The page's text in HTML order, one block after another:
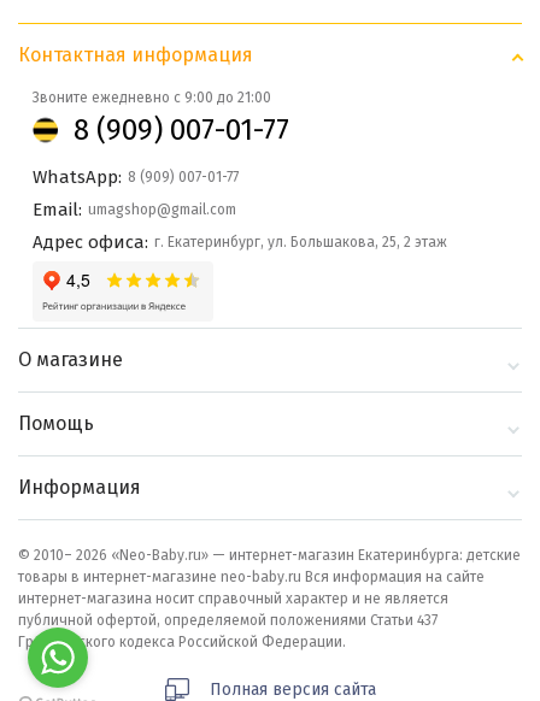
Контактная информация
Звоните ежедневно с 9:00 до 21:00
8 (909) 007-01-77
WhatsApp: 8 (909) 007-01-77
Email: umagshop@gmail.com
Адрес офиса: г. Екатеринбург, ул. Большакова, 25, 2 этаж
О магазине
Блог
Помощь
Как сделать заказ
Информация
© 2010– 2026 «Neo-Baby.ru» — интернет-магазин Екатеринбурга: детские
товары в интернет-магазине neo-baby.ru Вся информация на сайте
интернет-магазина носит справочный характер и не является
публичной офертой, определяемой положениями Статьи 437
Гражданского кодекса Российской Федерации.
Полная версия сайта